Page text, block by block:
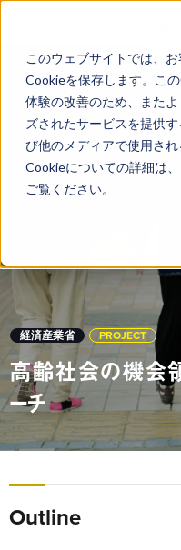
このウェブサイトでは、
Cookieを保存します。こ
体験の改善のため、また
ズされたサービスを提供
び他のメディアで使用さ
Cookieについての詳細は、
ご覧ください。
経済産業省 PROJECT
高齢社会の機会
ーチ
Outline